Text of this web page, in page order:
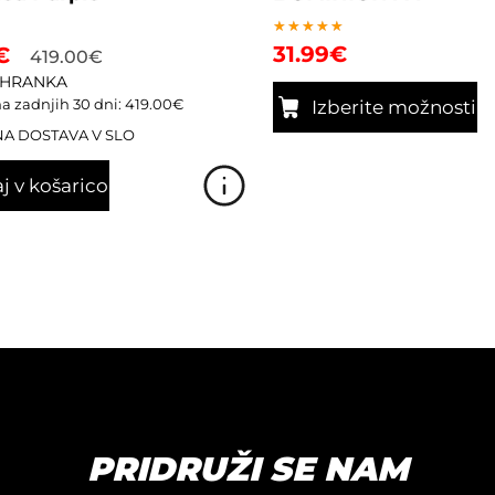
419.00€
zadnjih 30 dni: 419.00€
DOSTAVA V SLO
v košarico
Ocenjeno
5.00
31.99€
Izberite možnosti
PRIDRUŽI SE NAM